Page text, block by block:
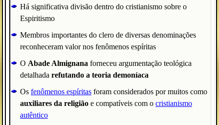
Há significativa divisão dentro do cristianismo sobre o
Espiritismo
Membros importantes do clero de diversas denominações
reconheceram valor nos fenômenos espíritas
O Abade Almignana forneceu argumentação teológica
detalhada refutando a teoria demoníaca
Os fenômenos espíritas foram considerados por muitos como
auxiliares da religião e compatíveis com o cristianismo
autêntico